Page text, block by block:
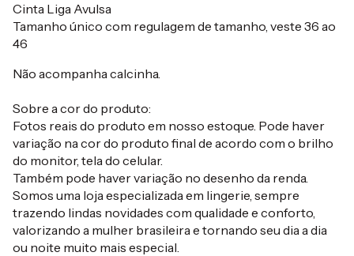
Cinta Liga Avulsa
Tamanho único com regulagem de tamanho, veste 36 ao
46
Não acompanha calcinha.
Sobre a cor do produto:
Fotos reais do produto em nosso estoque. Pode haver
variação na cor do produto final de acordo com o brilho
do monitor, tela do celular.
Também pode haver variação no desenho da renda.
Somos uma loja especializada em lingerie, sempre
trazendo lindas novidades com qualidade e conforto,
valorizando a mulher brasileira e tornando seu dia a dia
ou noite muito mais especial.